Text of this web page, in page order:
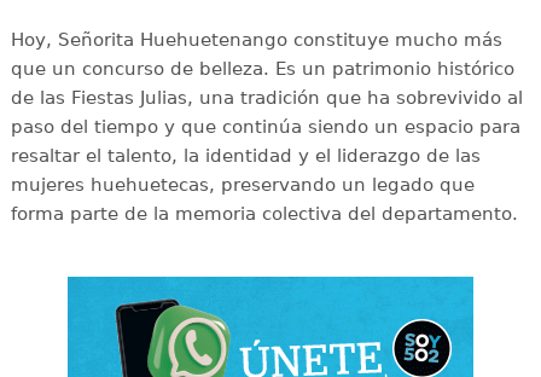
Hoy, Señorita Huehuetenango constituye mucho más
que un concurso de belleza. Es un patrimonio histórico
de las Fiestas Julias, una tradición que ha sobrevivido al
paso del tiempo y que continúa siendo un espacio para
resaltar el talento, la identidad y el liderazgo de las
mujeres huehuetecas, preservando un legado que
forma parte de la memoria colectiva del departamento.